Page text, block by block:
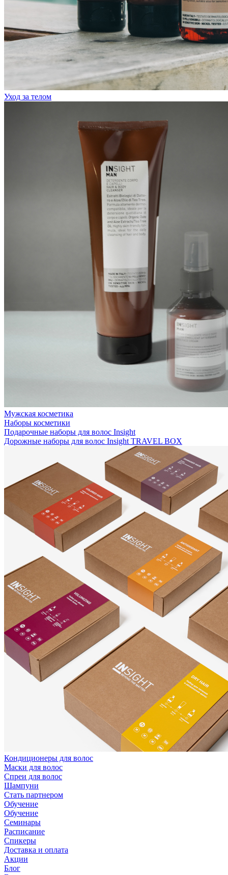
Уход за телом
Мужская косметика
Наборы косметики
Подарочные наборы для волос Insight
Дорожные наборы для волос Insight TRAVEL BOX
Кондиционеры для волос
Маски для волос
Спреи для волос
Шампуни
Стать партнером
Обучение
Обучение
Семинары
Расписание
Спикеры
Доставка и оплата
Акции
Блог